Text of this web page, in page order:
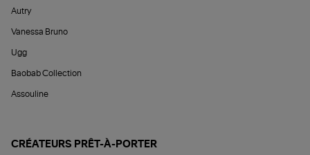
Autry
Vanessa Bruno
Ugg
Baobab Collection
Assouline
CRÉATEURS PRÊT-À-PORTER